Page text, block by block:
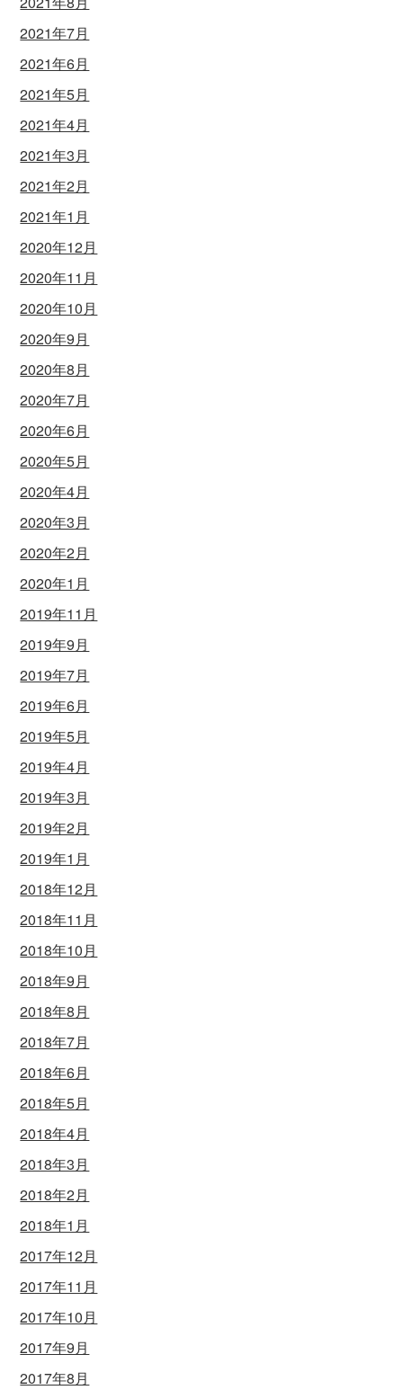
2021年7月
2021年6月
2021年5月
2021年4月
2021年3月
2021年2月
2021年1月
2020年12月
2020年11月
2020年10月
2020年9月
2020年8月
2020年7月
2020年6月
2020年5月
2020年4月
2020年3月
2020年2月
2020年1月
2019年11月
2019年9月
2019年7月
2019年6月
2019年5月
2019年4月
2019年3月
2019年2月
2019年1月
2018年12月
2018年11月
2018年10月
2018年9月
2018年8月
2018年7月
2018年6月
2018年5月
2018年4月
2018年3月
2018年2月
2018年1月
2017年12月
2017年11月
2017年10月
2017年9月
2017年8月